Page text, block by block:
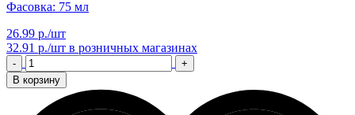
Фасовка: 75 мл
26.99 р./шт
32.91 р./шт в розничных магазинах
-
+
В корзину